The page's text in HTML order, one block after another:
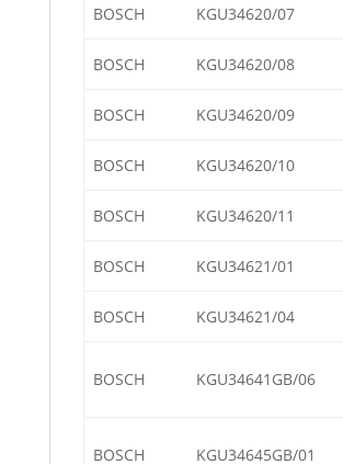
BOSCH KGU34620/07
BOSCH KGU34620/08
BOSCH KGU34620/09
BOSCH KGU34620/10
BOSCH KGU34620/11
BOSCH KGU34621/01
BOSCH KGU34621/04
BOSCH KGU34641GB/06
BOSCH KGU34645GB/01